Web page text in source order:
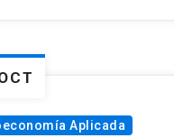
Aplicada